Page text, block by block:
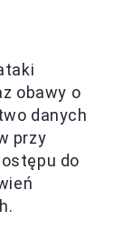
obawy o
danych
przy
do